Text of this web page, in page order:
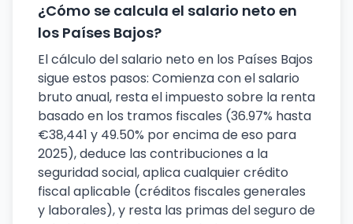
¿Cómo se calcula el salario neto en
los Países Bajos?
El cálculo del salario neto en los Países Bajos
sigue estos pasos: Comienza con el salario
bruto anual, resta el impuesto sobre la renta
basado en los tramos fiscales (36.97% hasta
€38,441 y 49.50% por encima de eso para
2025), deduce las contribuciones a la
seguridad social, aplica cualquier crédito
fiscal aplicable (créditos fiscales generales
y laborales), y resta las primas del seguro de